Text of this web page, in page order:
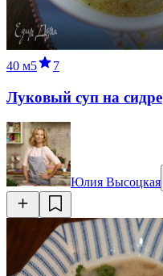
40 м5 7
Луковый суп на сидре
Юлия Высоцкая